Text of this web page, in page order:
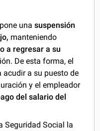
unasuspensión
manteniendo
a regresar a su
De esta forma, el
a su puesto de
y el empleador
del salario del
Seguridad Social la